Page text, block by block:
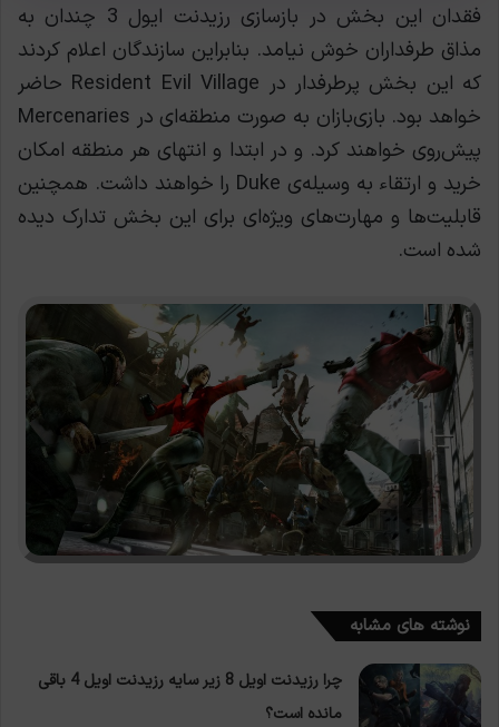
فقدان این بخش در بازسازی رزیدنت ایول 3 چندان به
مذاق طرفداران خوش نیامد. بنابراین سازندگان اعلام کردند
که این بخش پرطرفدار در Resident Evil Village حاضر
خواهد بود. بازی‌بازان به صورت منطقه‌ای در Mercenaries
پیش‌روی خواهند کرد. و در ابتدا و انتهای هر منطقه امکان
خرید و ارتقاء به وسیله‌ی Duke را خواهند داشت. همچنین
قابلیت‌ها و مهارت‌های ویژه‌ای برای این بخش تدارک دیده
شده است.
نوشته های مشابه
چرا رزیدنت اویل 8 زیر سایه رزیدنت اویل 4 باقی
مانده است؟